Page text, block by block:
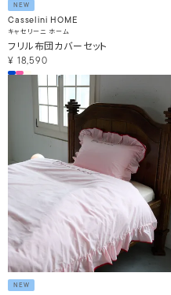
NEW
Casselini HOME
キャセリーニ ホーム
フリル布団カバーセット
¥ 18,590
NEW